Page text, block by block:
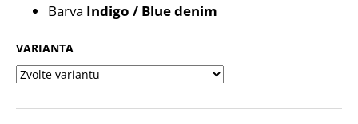
Barva Indigo / Blue denim
VARIANTA